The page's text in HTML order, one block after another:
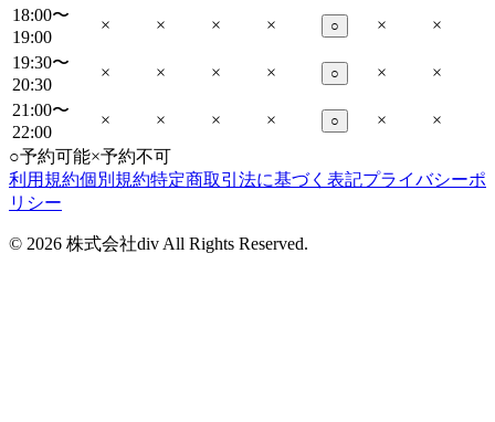
18:00〜
19:00
× × × × ○ ×
×
19:30〜
20:30
× × × × ○ ×
×
21:00〜
22:00
× × × × ○ ×
×
○予約可能×予約不可
利用規約個別規約特定商取引法に基づく表記プライバシーポ
リシー
© 2026 株式会社div All Rights Reserved.